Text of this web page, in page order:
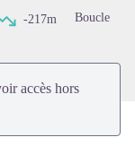
-217m
Boucle
accès hors